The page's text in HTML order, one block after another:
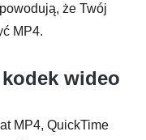
że Twój
MP4.
wideo
MP4, QuickTime